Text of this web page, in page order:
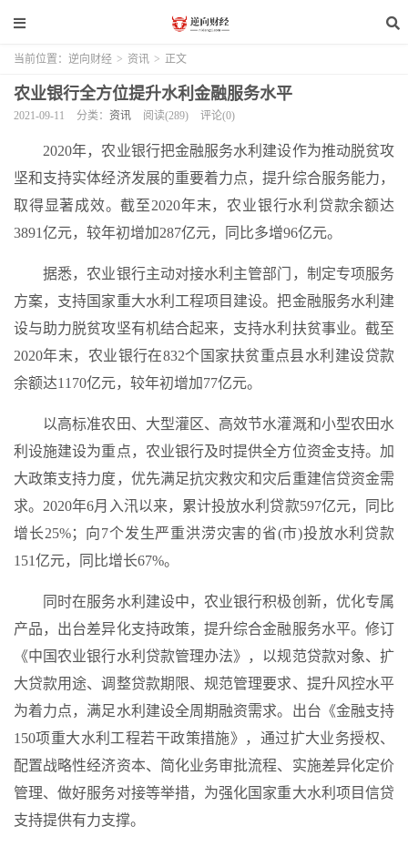
当前位置： 逆向财经 > 资讯 > 正文
农业银行全方位提升水利金融服务水平
2021-09-11 分类： 资讯 阅读(289) 评论(0)
2020年，农业银行把金融服务水利建设作为推动脱贫攻
坚和支持实体经济发展的重要着力点，提升综合服务能力，
取得显著成效。截至2020年末，农业银行水利贷款余额达
3891亿元，较年初增加287亿元，同比多增96亿元。
据悉，农业银行主动对接水利主管部门，制定专项服务
方案，支持国家重大水利工程项目建设。把金融服务水利建
设与助力脱贫攻坚有机结合起来，支持水利扶贫事业。截至
2020年末，农业银行在832个国家扶贫重点县水利建设贷款
余额达1170亿元，较年初增加77亿元。
以高标准农田、大型灌区、高效节水灌溉和小型农田水
利设施建设为重点，农业银行及时提供全方位资金支持。加
大政策支持力度，优先满足抗灾救灾和灾后重建信贷资金需
求。2020年6月入汛以来，累计投放水利贷款597亿元，同比
增长25%；向7个发生严重洪涝灾害的省(市)投放水利贷款
151亿元，同比增长67%。
同时在服务水利建设中，农业银行积极创新，优化专属
产品，出台差异化支持政策，提升综合金融服务水平。修订
《中国农业银行水利贷款管理办法》，以规范贷款对象、扩
大贷款用途、调整贷款期限、规范管理要求、提升风控水平
为着力点，满足水利建设全周期融资需求。出台《金融支持
150项重大水利工程若干政策措施》，通过扩大业务授权、
配置战略性经济资本、简化业务审批流程、实施差异化定价
管理、做好服务对接等举措，为强化国家重大水利项目信贷
支持提供有力支撑。